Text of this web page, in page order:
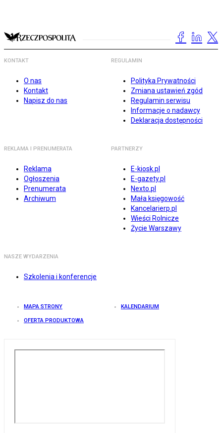
KONTAKT
O nas
Kontakt
Napisz do nas
REGULAMIN
Polityka Prywatności
Zmiana ustawień zgód
Regulamin serwisu
Informacje o nadawcy
Deklaracja dostępności
REKLAMA I PRENUMERATA
Reklama
Ogłoszenia
Prenumerata
Archiwum
PARTNERZY
E-kiosk.pl
E-gazety.pl
Nexto.pl
Mała księgowość
Kancelarierp.pl
Wieści Rolnicze
Życie Warszawy
NASZE WYDARZENIA
Szkolenia i konferencje
MAPA STRONY KALENDARIUM
OFERTA PRODUKTOWA